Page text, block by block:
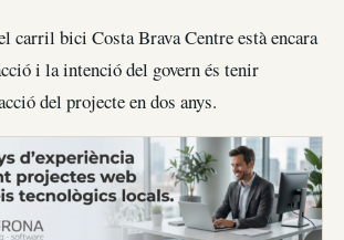
carril bici Costa Brava Centre està encara
i la intenció del govern és tenir
del projecte en dos anys.